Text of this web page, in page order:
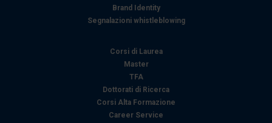
Brand Identity
Segnalazioni whistleblowing
Corsi di Laurea
Master
TFA
Dottorati di Ricerca
Corsi Alta Formazione
Career Service